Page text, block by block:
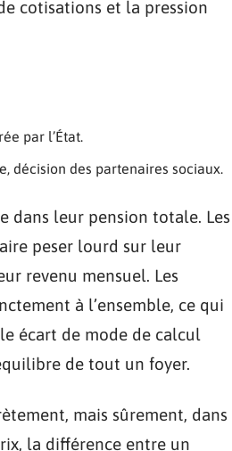
cotisations et la pression
par l’État.
décision des partenaires sociaux.
dans leur pension totale. Les
peser lourd sur leur
revenu mensuel. Les
à l’ensemble, ce qui
écart de mode de calcul
de tout un foyer.
mais sûrement, dans
la différence entre un